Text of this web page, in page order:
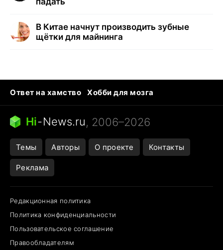
В Китае начнут производить зубные
щётки для майнинга
Ответ на хамство
Хобби для мозга
Бензин 100 vs 95
Тунцы в океанариуме
Следующая пандемия
Hi-News.ru, 2006–2026
Темы Авторы О проекте Контакты
Реклама
Редакционная политика
Политика конфиденциальности
Пользовательское соглашение
Правообладателям